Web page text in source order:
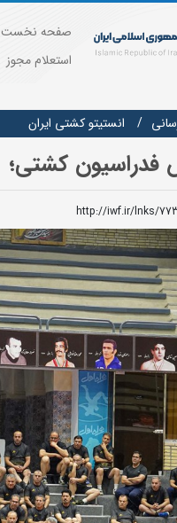
صفحه نخست
استعلام مجوز
انستيتو كشتي ايران
فدراسیون کشتی؛
http://iwf.ir/lnks/